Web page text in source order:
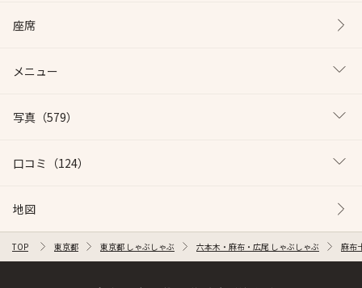
座席
メニュー
写真 （579）
口コミ （124）
地図
TOP 東京都 東京都 しゃぶしゃぶ 六本木・麻布・広尾 しゃぶしゃぶ 麻布